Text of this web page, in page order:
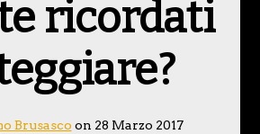
ricordati
Brusasco on 28 Marzo 2017